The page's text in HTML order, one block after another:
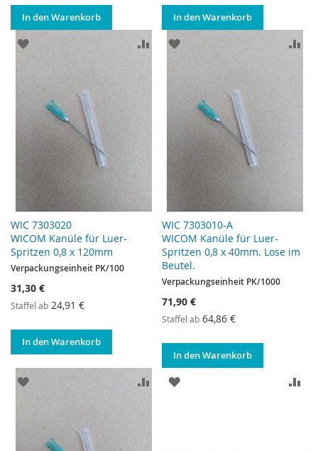
In den Warenkorb In den Warenkorb
WIC 7303020
WICOM Kanüle für Luer-
Spritzen 0,8 x 120mm
ZUR WUNSCHLISTE HINZUFÜGENZUR VERGLEICHSLISTE
Verpackungseinheit PK/100
31,30 €
Staffel ab 24,91 €
In den Warenkorb
WIC 7303010-A
WICOM Kanüle für Luer-
Spritzen 0,8 x 40mm. Lose im
Beutel.
ZUR WUNSCHLISTE
Verpackungseinheit PK/1000
71,90 €
Staffel ab 64,86 €
In den Warenkorb
ZUR WUNSCHLISTE HINZUFÜGENZUR VERGLEICHSLISTE
ZUR WUNSCHLISTE